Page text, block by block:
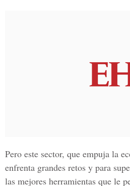
Pero este sector, que empuja la
enfrenta grandes retos y para
las mejores herramientas que le